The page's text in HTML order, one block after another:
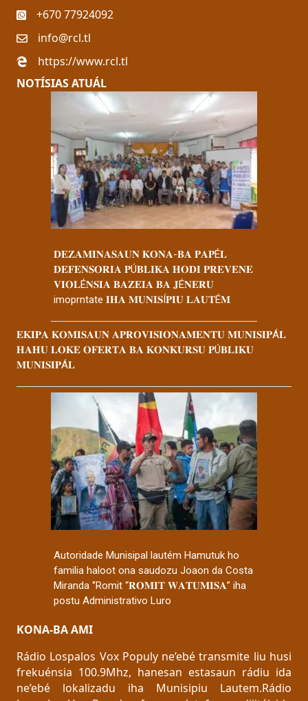
+670 77924092
info@rcl.tl
https://www.rcl.tl
NOTÍSIAS ATUÁL
𝐃𝐄𝐙𝐀𝐌𝐈𝐍𝐀𝐒𝐀𝐔𝐍 𝐊𝐎𝐍𝐀-𝐁𝐀 𝐏𝐀𝐏É𝐋
𝐃𝐄𝐅𝐄𝐍𝐒𝐎𝐑𝐈𝐀 𝐏Ú𝐁𝐋𝐈𝐊𝐀 𝐇𝐎𝐃𝐈 𝐏𝐑𝐄𝐕𝐄𝐍𝐄
𝐕𝐈𝐎𝐋É𝐍𝐒𝐈𝐀 𝐁𝐀𝐙𝐄𝐈𝐀 𝐁𝐀 𝐉É𝐍𝐄𝐑𝐔
imoprntate 𝐈𝐇𝐀 𝐌𝐔𝐍𝐈𝐒Í𝐏𝐈𝐔 𝐋𝐀𝐔𝐓É𝐌
𝐄𝐊𝐈𝐏𝐀 𝐊𝐎𝐌𝐈𝐒𝐀𝐔𝐍 𝐀𝐏𝐑𝐎𝐕𝐈𝐒𝐈𝐎𝐍𝐀𝐌𝐄𝐍𝐓𝐔 𝐌𝐔𝐍𝐈𝐒𝐈𝐏Á𝐋
𝐇𝐀𝐇𝐔 𝐋𝐎𝐊𝐄 𝐎𝐅𝐄𝐑𝐓𝐀 𝐁𝐀 𝐊𝐎𝐍𝐊𝐔𝐑𝐒𝐔 𝐏Ú𝐁𝐋𝐈𝐊𝐔
𝐌𝐔𝐍𝐈𝐒𝐈𝐏Á𝐋
Autoridade Munisipal lautém Hamutuk ho
familia haloot ona saudozu Joaon da Costa
Miranda ‘’Romit “𝐑𝐎𝐌𝐈𝐓 𝐖𝐀𝐓𝐔𝐌𝐈𝐒𝐀” iha
postu Administrativo Luro
KONA-BA AMI
Rádio Lospalos Vox Populy ne’ebé transmite liu husi
frekuénsia 100.9Mhz, hanesan estasaun rádiu ida
ne’ebé lokalizadu iha Munisipiu Lautem.Rádio